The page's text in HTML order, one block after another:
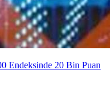
Endeksinde 20 Bin Puan